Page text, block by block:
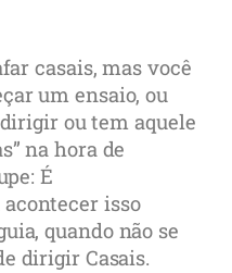
casais, mas você
um ensaio, ou
ou tem aquele
na hora de
É
isso
quando não se
dirigir Casais.